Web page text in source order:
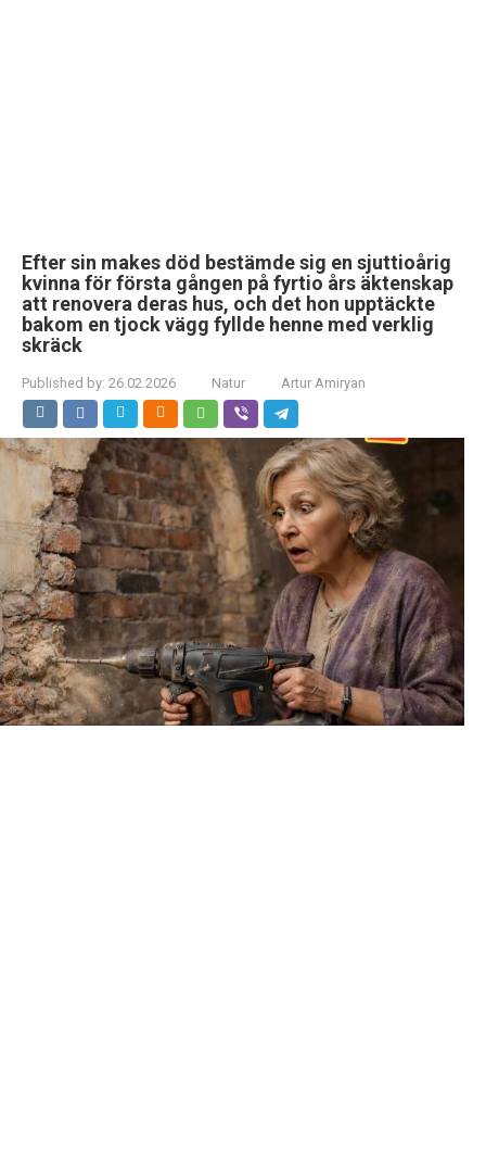
Efter sin makes död bestämde sig en sjuttioårig
kvinna för första gången på fyrtio års äktenskap
att renovera deras hus, och det hon upptäckte
bakom en tjock vägg fyllde henne med verklig
skräck
Published by: 26.02.2026 Natur Artur Amiryan